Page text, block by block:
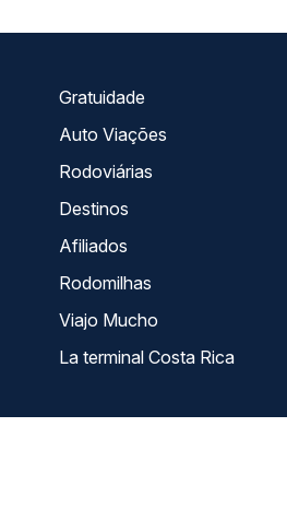
Gratuidade
Auto Viações
Rodoviárias
Destinos
Afiliados
Rodomilhas
Viajo Mucho
La terminal Costa Rica